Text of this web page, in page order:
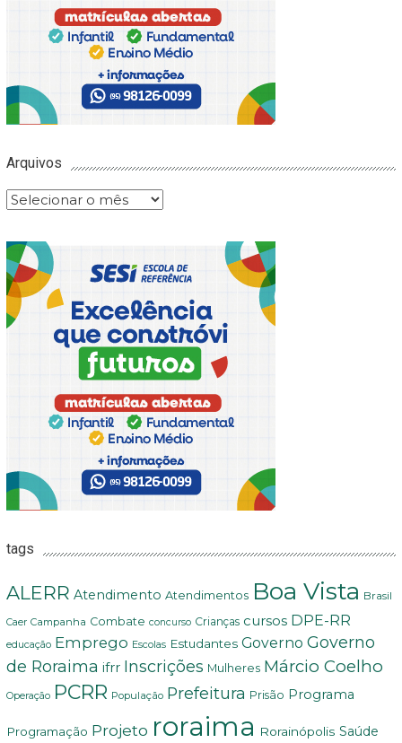
Arquivos
Arquivos
tags
ALERR Atendimento Atendimentos Boa Vista Brasil
Caer Campanha Combate concurso Crianças cursos DPE-RR
educação Emprego Escolas Estudantes Governo Governo
de Roraima ifrr Inscrições Mulheres Márcio Coelho
Operação PCRR População Prefeitura Prisão Programa
Programação Projeto roraima Rorainópolis Saúde